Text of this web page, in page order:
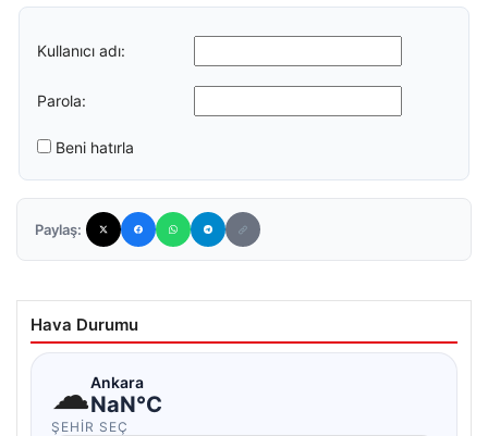
Kullanıcı adı:
Parola:
Beni hatırla
Paylaş:
Hava Durumu
☁Ankara
NaN°C
ŞEHIR SEÇ